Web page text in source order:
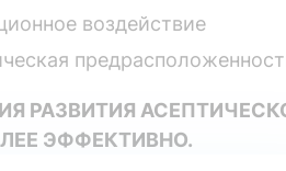
воздействие
РАЗВИТИЯ
ЭФФЕКТИВНО.